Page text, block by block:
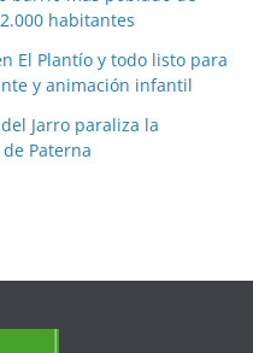
habitantes
El Plantío y todo listo para
y animación infantil
Jarro paraliza la
Paterna